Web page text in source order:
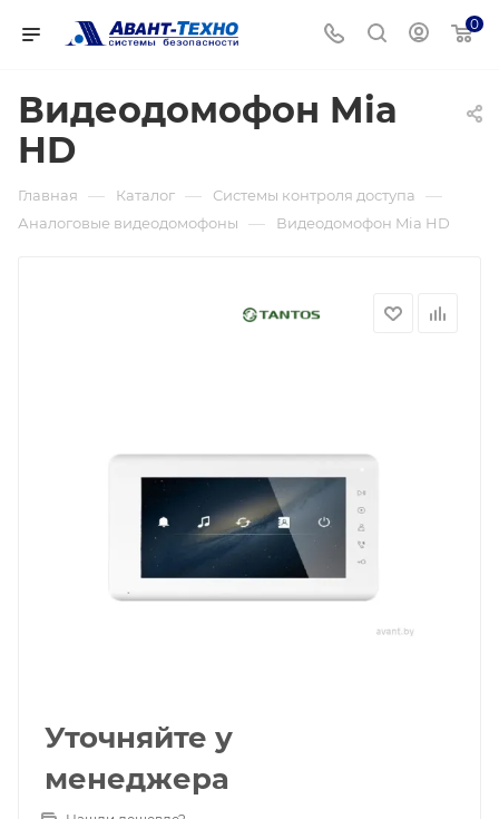
0
Видеодомофон Mia
HD
Главная — Каталог — Системы контроля доступа —
Аналоговые видеодомофоны — Видеодомофон Mia HD
Уточняйте у
менеджера